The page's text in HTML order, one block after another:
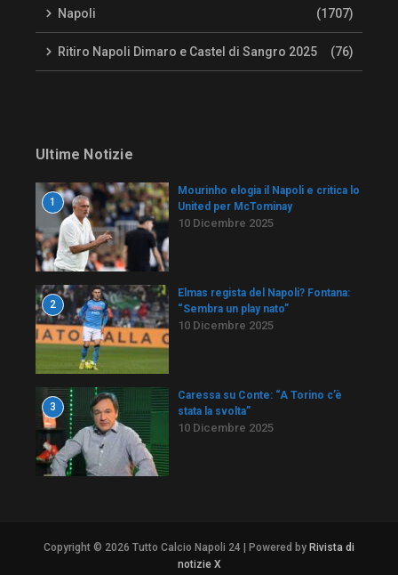
Napoli (1707)
Ritiro Napoli Dimaro e Castel di Sangro 2025 (76)
Ultime Notizie
1
Mourinho elogia il Napoli e critica lo
United per McTominay
10 Dicembre 2025
2
Elmas regista del Napoli? Fontana:
“Sembra un play nato”
10 Dicembre 2025
3
Caressa su Conte: “A Torino c’è
stata la svolta”
10 Dicembre 2025
Copyright © 2026 Tutto Calcio Napoli 24 | Powered by Rivista di
notizie X